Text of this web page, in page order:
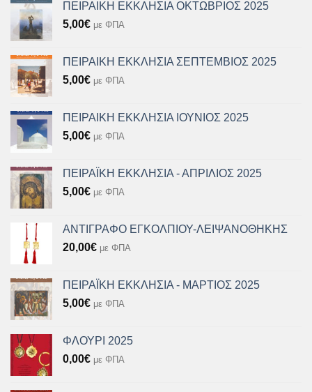
ΠΕΙΡΑΙΚΗ ΕΚΚΛΗΣΙΑ ΟΚΤΩΒΡΙΟΣ 2025
5,00€ με ΦΠΑ
ΠΕΙΡΑΙΚΗ ΕΚΚΛΗΣΙΑ ΣΕΠΤΕΜΒΙΟΣ 2025
5,00€ με ΦΠΑ
ΠΕΙΡΑΙΚΗ ΕΚΚΛΗΣΙΑ ΙΟΥΝΙΟΣ 2025
5,00€ με ΦΠΑ
ΠΕΙΡΑΪΚΗ ΕΚΚΛΗΣΙΑ - ΑΠΡΙΛΙΟΣ 2025
5,00€ με ΦΠΑ
ΑΝΤΙΓΡΑΦΟ ΕΓΚΟΛΠΙΟΥ-ΛΕΙΨΑΝΟΘΗΚΗΣ
20,00€ με ΦΠΑ
ΠΕΙΡΑΪΚΗ ΕΚΚΛΗΣΙΑ - ΜΑΡΤΙΟΣ 2025
5,00€ με ΦΠΑ
ΦΛΟΥΡΙ 2025
0,00€ με ΦΠΑ